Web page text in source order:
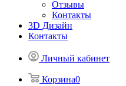
Отзывы
Контакты
3D Дизайн
Контакты
Личный кабинет
Корзина0